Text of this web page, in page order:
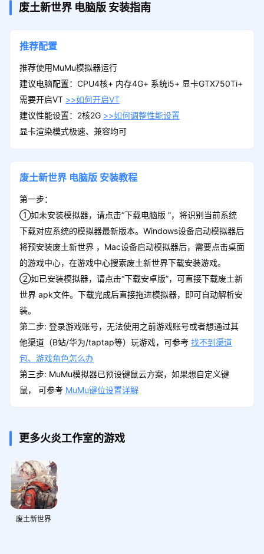
废土新世界 电脑版 安装指南
推荐配置
推荐使用MuMu模拟器运行
建议电脑配置：CPU4核+ 内存4G+ 系统i5+ 显卡GTX750Ti+
需要开启VT >>如何开启VT
建议性能设置：2核2G >>如何调整性能设置
显卡渲染模式极速、兼容均可
废土新世界 电脑版 安装教程
第一步：
①如未安装模拟器，请点击“下载电脑版 ”，将识别当前系统
下载对应系统的模拟器最新版本。Windows设备启动模拟器后
将预安装废土新世界 ，Mac设备启动模拟器后，需要点击桌面
的游戏中心，在游戏中心搜索废土新世界下载安装游戏。
②如已安装模拟器，请点击“下载安卓版”，可直接下载废土新
世界 apk文件。下载完成后直接拖进模拟器，即可自动解析安
装。
第二步: 登录游戏账号，无法使用之前游戏账号或者想通过其
他渠道（B站/华为/taptap等）玩游戏，可参考 找不到渠道
包、游戏角色怎么办
第三步: MuMu模拟器已预设键鼠云方案，如果想自定义键
鼠， 可参考 MuMu键位设置详解
更多火炎工作室的游戏
废土新世界